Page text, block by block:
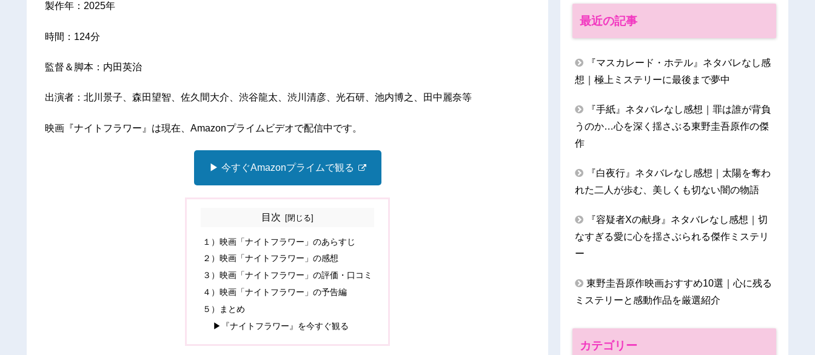
製作年：2025年
時間：124分
監督＆脚本：内田英治
出演者：北川景子、森田望智、佐久間大介、渋谷龍太、渋川清彦、光石研、池内博之、田中麗奈等
映画『ナイトフラワー』は現在、Amazonプライムビデオで配信中です。
▶ 今すぐAmazonプライムで観る
目次
１）映画「ナイトフラワー」のあらすじ
２）映画「ナイトフラワー」の感想
３）映画「ナイトフラワー」の評価・口コミ
４）映画「ナイトフラワー」の予告編
５）まとめ
▶『ナイトフラワー』を今すぐ観る
最近の記事
『マスカレード・ホテル』ネタバレなし感
想｜極上ミステリーに最後まで夢中
『手紙』ネタバレなし感想｜罪は誰が背負
うのか…心を深く揺さぶる東野圭吾原作の傑
作
『白夜行』ネタバレなし感想｜太陽を奪わ
れた二人が歩む、美しくも切ない闇の物語
『容疑者Xの献身』ネタバレなし感想｜切
なすぎる愛に心を揺さぶられる傑作ミステリ
ー
東野圭吾原作映画おすすめ10選｜心に残る
ミステリーと感動作品を厳選紹介
カテゴリー